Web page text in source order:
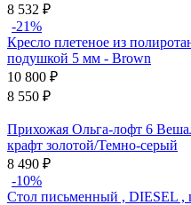
8 532 ₽
-21%
Кресло плетеное из
подушкой 5 мм - Brown
10 800 ₽
8 550 ₽
Прихожая Ольга-лофт 6
крафт золотой/Темно-серый
8 490 ₽
-10%
Стол письменный , DIESEL ,